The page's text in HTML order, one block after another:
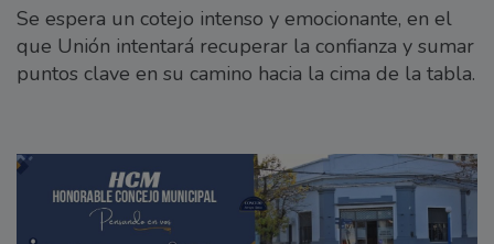
Se espera un cotejo intenso y emocionante, en el
que Unión intentará recuperar la confianza y sumar
puntos clave en su camino hacia la cima de la tabla.